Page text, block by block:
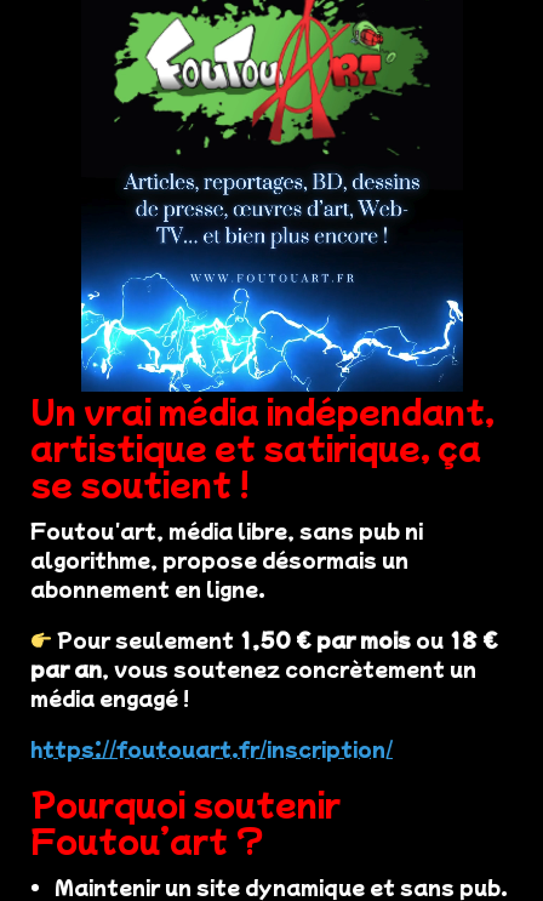
Un vrai média indépendant,
artistique et satirique, ça
se soutient !
Foutou'art, média libre, sans pub ni
algorithme, propose désormais un
abonnement en ligne.
Pour seulement 1,50 € par mois ou 18 €
par an, vous soutenez concrètement un
média engagé !
https://foutouart.fr/inscription/
Pourquoi soutenir
Foutou’art ?
Maintenir un site dynamique et sans pub.